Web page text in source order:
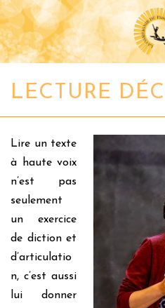
LECTURE
Lire un texte
à haute voix
n’est pas
seulement
un exercice
de diction et
d’articulatio
n, c’est aussi
lui donner